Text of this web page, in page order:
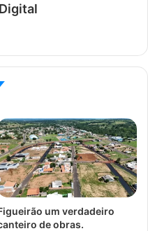
um verdadeiro
de obras.